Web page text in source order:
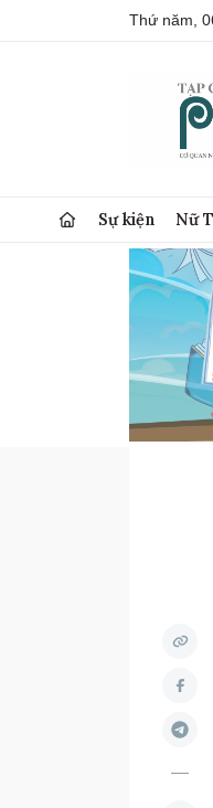
Thứ năm,
Sự kiện Nữ